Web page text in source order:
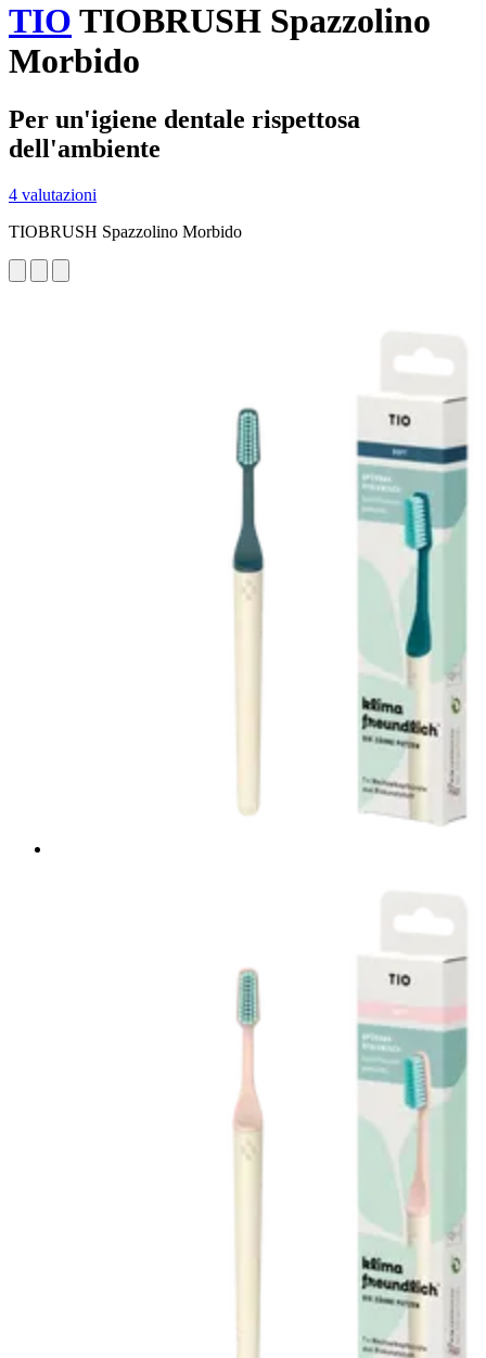
TIO TIOBRUSH Spazzolino
Morbido
Per un'igiene dentale rispettosa
dell'ambiente
4 valutazioni
TIOBRUSH Spazzolino Morbido